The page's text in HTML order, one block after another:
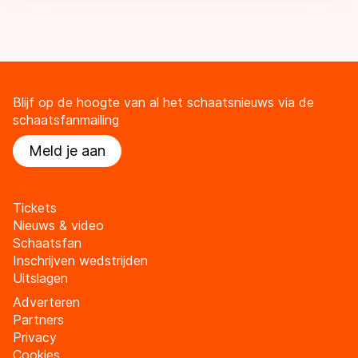
Blijf op de hoogte van al het schaatsnieuws via de
schaatsfanmailing
Meld je aan
Tickets
Nieuws & video
Schaatsfan
Inschrijven wedstrijden
Uitslagen
Adverteren
Partners
Privacy
Cookies